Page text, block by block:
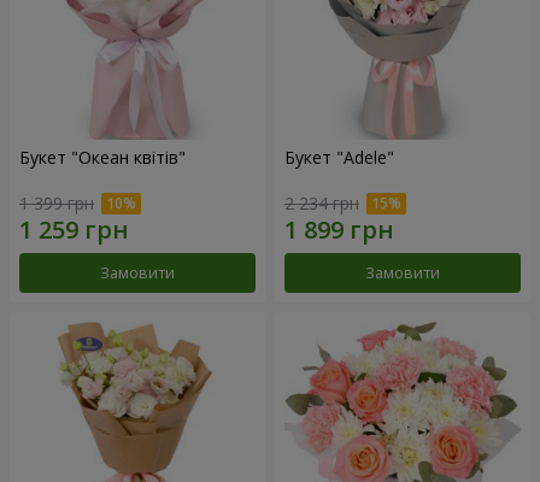
Букет "Океан квітів"
1 399 грн
Замовити
Букет "Adele"
2 234 грн
Замовити